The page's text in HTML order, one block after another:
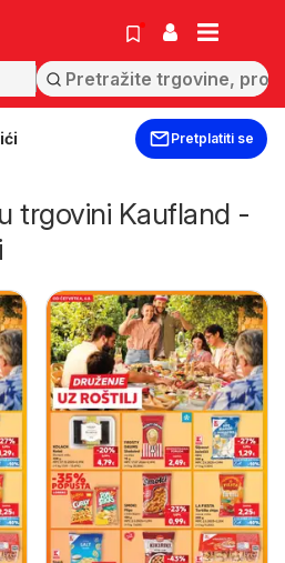
Pretplatiti se
trgovini Kaufland -